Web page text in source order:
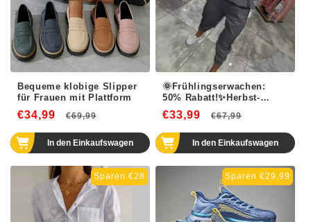
Bequeme klobige Slipper
für Frauen mit Plattform
€34,99
Normaler
Preis
€69,99 Verkaufspreis
In den Einkaufswagen
🌞Frühlingserwachen:
50% Rabatt!✨Herbst-
Neuankünfte Begrenzte
Zeit 50% Rabatt✨Damen
Kapuzenoberteile mit
Kordelzug ＆ Hosen 2-
Teiliges Set
€33,99
Normaler
Preis
€67,99
In den Einkaufswagen
Sparen €28 Sparen €29,99